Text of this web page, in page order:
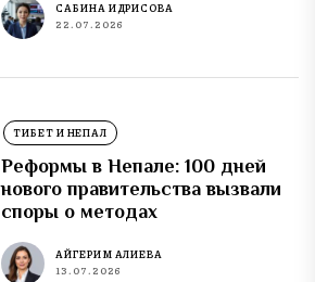
САБИНА ИДРИСОВА
22.07.2026
ТИБЕТ И НЕПАЛ
Реформы в Непале: 100 дней
нового правительства вызвали
споры о методах
АЙГЕРИМ АЛИЕВА
13.07.2026